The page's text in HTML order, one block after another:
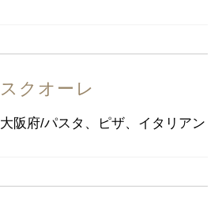
スクオーレ
大阪府/パスタ、ピザ、イタリアン